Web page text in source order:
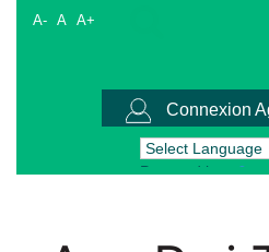
A- A A+
Connexion
Powered by